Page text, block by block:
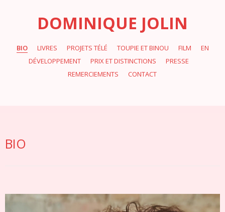
DOMINIQUE JOLIN
BIO LIVRES PROJETS TÉLÉ TOUPIE ET BINOU FILM
EN
DÉVELOPPEMENT
PRIX ET DISTINCTIONS
PRESSE
REMERCIEMENTS
CONTACT
BIO